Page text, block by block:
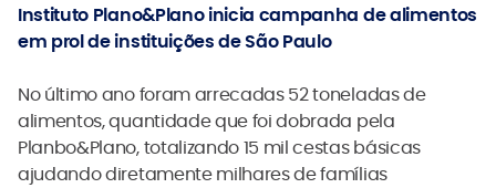
Instituto Plano&Plano inicia campanha de alimentos
em prol de instituições de São Paulo
No último ano foram arrecadas 52 toneladas de
alimentos, quantidade que foi dobrada pela
Planbo&Plano, totalizando 15 mil cestas básicas
ajudando diretamente milhares de famílias